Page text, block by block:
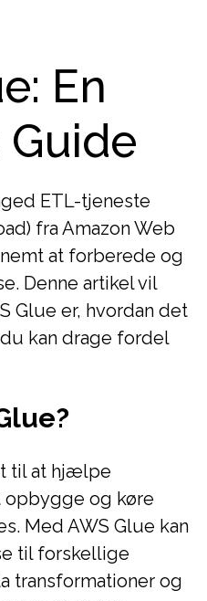
En
ETL-tjeneste
fra Amazon Web
at forberede og
Denne artikel vil
Glue er, hvordan det
kan drage fordel
til at hjælpe
opbygge og køre
Med AWS Glue kan
til forskellige
transformationer og